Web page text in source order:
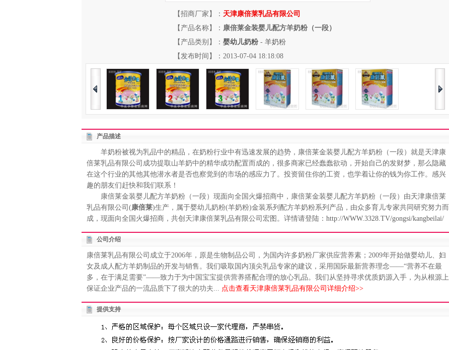
【招商厂家】： 天津康倍莱乳品有限公司
【产品名称】： 康倍莱金装婴儿配方羊奶粉（一段）
【产品类别】： 婴幼儿奶粉- 羊奶粉
【发布时间】：2013-07-04 18:18:08
产品描述
羊奶粉被视为乳品中的精品，在奶粉行业中有迅速发展的趋势，康倍莱金装婴儿配方羊奶粉（一段）就是天津康
倍莱乳品有限公司成功提取山羊奶中的精华成功配置而成的，很多商家已经蠢蠢欲动，开始自己的发财梦，那么隐藏
在这个行业的其他其他潜水者是否也察觉到的市场的感应力了。投资留住你的工资，也学着让你的钱为你工作。感兴
趣的朋友们赶快和我们联系！
康倍莱金装婴儿配方羊奶粉（一段）现面向全国火爆招商中，康倍莱金装婴儿配方羊奶粉（一段）由天津康倍莱
乳品有限公司(康倍莱)生产，属于婴幼儿奶粉(羊奶粉)金装系列配方羊奶粉系列产品，由众多育儿专家共同研究努力而
成，现面向全国火爆招商，共创天津康倍莱乳品有限公司宏图。详情请登陆： http://WWW.3328.TV/gongsi/kangbeilai/
公司介绍
康倍莱乳品有限公司成立于2006年，原是生物制品公司，为国内许多奶粉厂家供应营养素；2009年开始做婴幼儿、妇
女及成人配方羊奶制品的开发与销售。我们吸取国内顶尖乳品专家的建议，采用国际最新营养理念——“营养不在最
多，在于满足需要”——致力于为中国宝宝提供营养搭配合理的放心乳品。我们从坚持寻求优质奶源入手，为从根源上
保证企业产品的一流品质下了很大的功夫... 点击查看天津康倍莱乳品有限公司详细介绍>>
提供支持